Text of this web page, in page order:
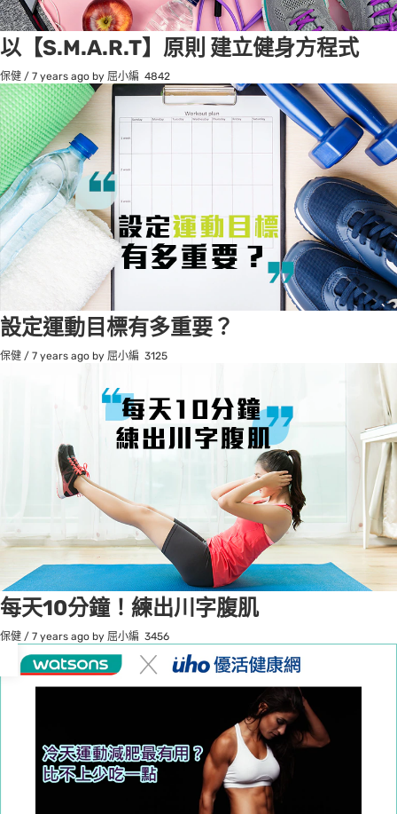
以【S.M.A.R.T】原則 建立健身方程式
保健 / 7 years ago by 屈小編 4842
設定運動目標有多重要？
保健 / 7 years ago by 屈小編 3125
每天10分鐘！練出川字腹肌
保健 / 7 years ago by 屈小編 3456